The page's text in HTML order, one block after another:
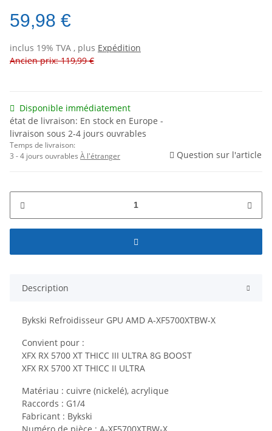
59,98 €
inclus 19% TVA , plus Expédition
Ancien prix: 119,99 €
Disponible immédiatement
état de livraison: En stock en Europe -
livraison sous 2-4 jours ouvrables
Temps de livraison:
3 - 4 jours ouvrables À l'étranger Question sur l'article
Description
Bykski Refroidisseur GPU AMD A-XF5700XTBW-X
Convient pour :
XFX RX 5700 XT THICC III ULTRA 8G BOOST
XFX RX 5700 XT THICC II ULTRA
Matériau : cuivre (nickelé), acrylique
Raccords : G1/4
Fabricant : Bykski